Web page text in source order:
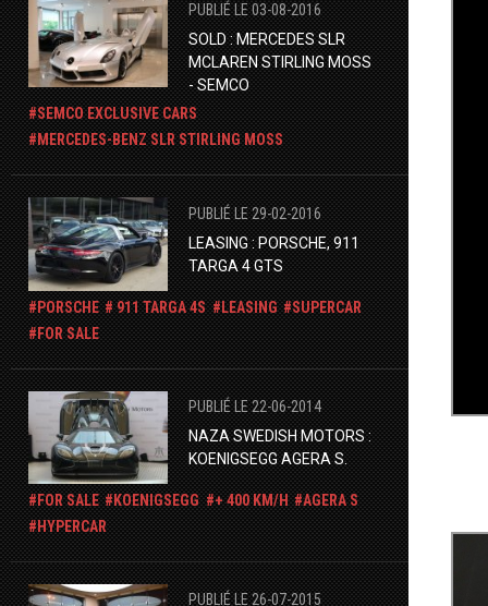
PUBLIÉ LE 03-08-2016
SOLD : MERCEDES SLR
MCLAREN STIRLING MOSS
- SEMCO
SEMCO EXCLUSIVE CARS
​MERCEDES-BENZ SLR STIRLING MOSS
PUBLIÉ LE 29-02-2016
LEASING : PORSCHE, 911
TARGA 4 GTS
PORSCHE 911 TARGA 4S LEASING
SUPERCAR
FOR SALE
PUBLIÉ LE 22-06-2014
NAZA SWEDISH MOTORS :
KOENIGSEGG AGERA S.
FOR SALE KOENIGSEGG + 400 KM/H
AGERA S
HYPERCAR
PUBLIÉ LE 26-07-2015